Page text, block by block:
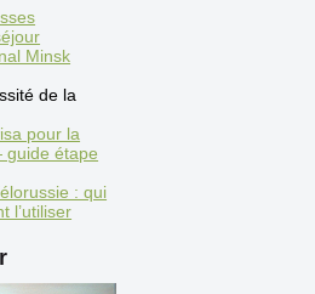
Minsk
de la
pour la
étape
: qui
l’utiliser